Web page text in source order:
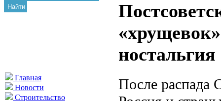
Найти
Главная
Новости
Строительство
После распада